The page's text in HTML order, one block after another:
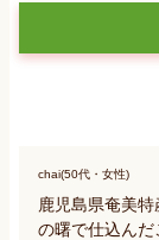
chai(50代・女性)
鹿児島県奄美
の曙で仕込ん